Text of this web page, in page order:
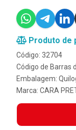
Produto de
Código: 32704
Código de Barras
Embalagem:
Marca: CARA